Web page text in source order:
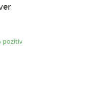
pozítiv